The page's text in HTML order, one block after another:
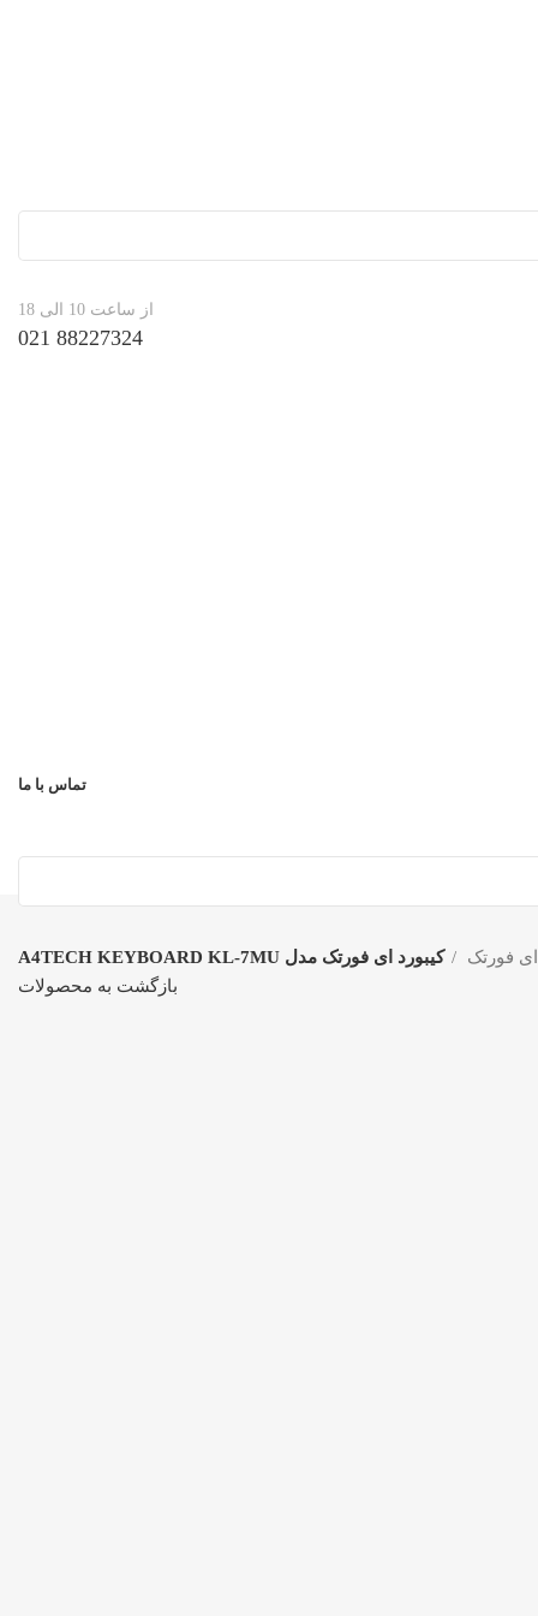
از ساعت 10 الی 18
88227324 021
تماس با ما
ای فورتک
کیبورد ای فورتک مدل A4TECH KEYBOARD KL-7MU
بازگشت به محصولات